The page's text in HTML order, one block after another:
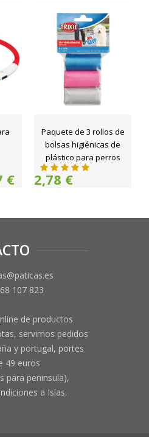
€
Paquete de 3 rollos de
bolsas higiénicas de
plástico para perros
2,78 €
107 823
de productos
servimos pedidos
y portugal, portes
49 euros
para peninsula),
a Islas.